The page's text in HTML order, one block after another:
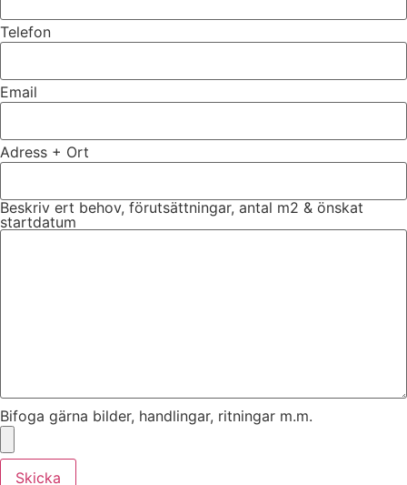
Telefon
Email
Adress + Ort
Beskriv ert behov, förutsättningar, antal m2 & önskat
startdatum
Bifoga gärna bilder, handlingar, ritningar m.m.
Skicka